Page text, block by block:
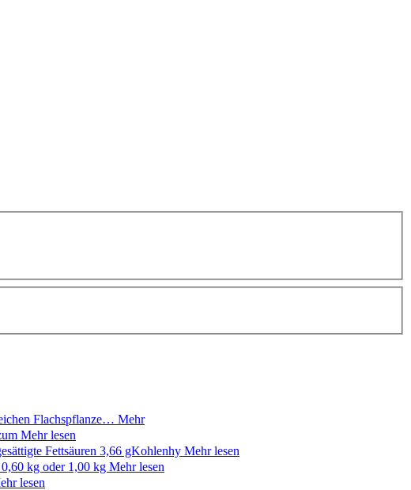
Flachspflanze… Mehr
Mehr lesen
Fettsäuren 3,66 gKohlenhy Mehr lesen
kg oder 1,00 kg Mehr lesen
lesen